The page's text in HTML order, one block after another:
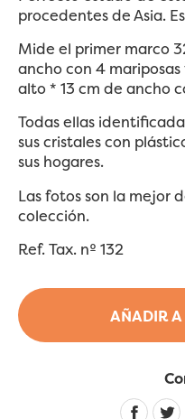
AÑADIR A
procedentes de Asia.
Mide el primer marco
ancho con 4
alto * 13 cm de ancho
Todas ellas
sus cristales con
sus hogares.
Las fotos son la mejor
colección.
Ref. Tax. nº 132